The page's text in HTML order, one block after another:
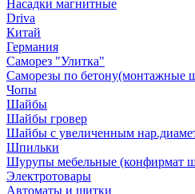
Насадки магнитные
Driva
Китай
Германия
Саморез "Улитка"
Саморезы по бетону(монтажные
Чопы
Шайбы
Шайбы гровер
Шайбы с увеличенным
Шпильки
Шурупы мебельные (конфирмат
Электротовары
Автоматы и щитки